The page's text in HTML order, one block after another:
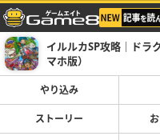
イルルカSP攻略｜ドラ
マホ版）
やり込み
ストーリー